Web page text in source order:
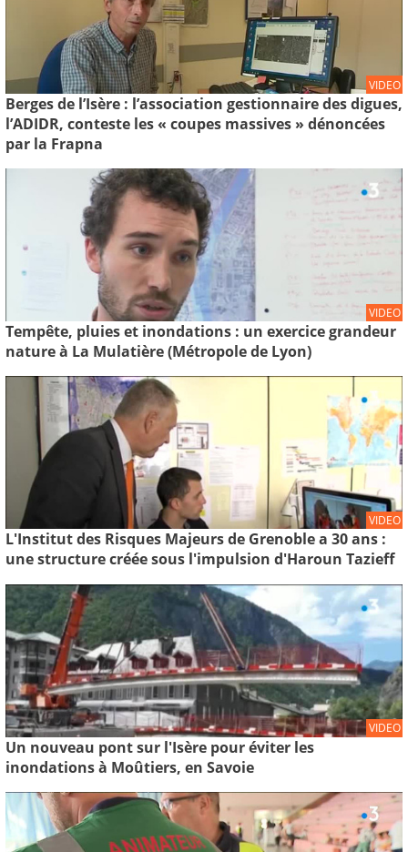
VIDEO
Berges de l’Isère : l’association gestionnaire des digues,
l’ADIDR, conteste les « coupes massives » dénoncées
par la Frapna
VIDEO
Tempête, pluies et inondations : un exercice grandeur
nature à La Mulatière (Métropole de Lyon)
VIDEO
L'Institut des Risques Majeurs de Grenoble a 30 ans :
une structure créée sous l'impulsion d'Haroun Tazieff
VIDEO
Un nouveau pont sur l'Isère pour éviter les
inondations à Moûtiers, en Savoie